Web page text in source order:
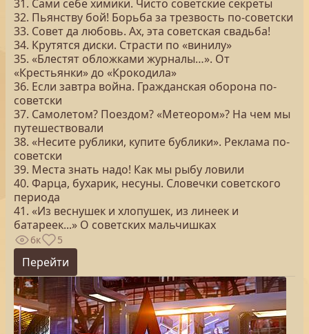
31. Сами себе химики. Чисто советские секреты
32. Пьянству бой! Борьба за трезвость по-советски
33. Совет да любовь. Ах, эта советская свадьба!
34. Крутятся диски. Страсти по «винилу»
35. «Блестят обложками журналы…». От
«Крестьянки» до «Крокодила»
36. Если завтра война. Гражданская оборона по-
советски
37. Самолетом? Поездом? «Метеором»? На чем мы
путешествовали
38. «Несите рублики, купите бублики». Реклама по-
советски
39. Места знать надо! Как мы рыбу ловили
40. Фарца, бухарик, несуны. Словечки советского
периода
41. «Из веснушек и хлопушек, из линеек и
батареек...» О советских мальчишках
6к 5
Перейти